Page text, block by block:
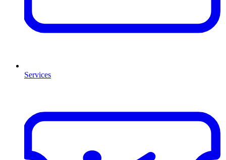
Services